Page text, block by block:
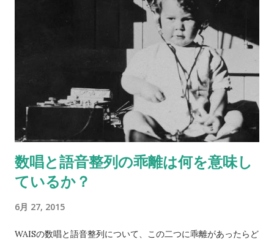
数唱と語音整列の乖離は何を意味し
ているか？
6月 27, 2015
WAISの数唱と語音整列について、この二つに乖離があったらど